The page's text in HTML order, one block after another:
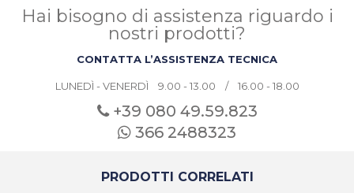
Hai bisogno di assistenza riguardo i
nostri prodotti?
CONTATTA L’ASSISTENZA TECNICA
LUNEDÌ - VENERDÌ 9.00 - 13.00 / 16.00 - 18.00
+39 080 49.59.823
366 2488323
PRODOTTI CORRELATI